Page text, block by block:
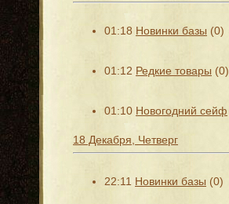
01:18 Новинки базы (0)
01:12 Редкие товары (0)
01:10 Новогодний сейф
18 Декабря, Четверг
22:11 Новинки базы (0)